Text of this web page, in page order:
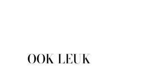
OOK LEUK